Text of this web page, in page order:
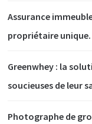
Assurance
propriétaire unique.
Greenwhey : la
soucieuses de leur
Photographe de